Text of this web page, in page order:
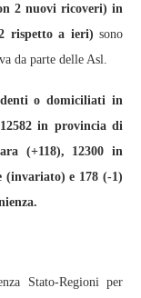
2 nuovi ricoveri) in
rispetto a ieri) sono
da parte delle Asl.
o domiciliati in
in provincia di
(+118), 12300 in
(invariato) e 178 (-1)
Stato-Regioni per